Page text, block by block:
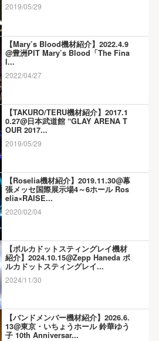
2019/05/29
【Mary’s Blood機材紹介】2022.4.9
@豊洲PIT Mary’s Blood「The Fina
l...
2022/04/27
【TAKURO/TERU機材紹介】2017.1
0.27@日本武道館 “GLAY ARENA T
OUR 2017...
2019/05/29
【Roselia機材紹介】2019.11.30@幕
張メッセ国際展示場4～6ホール Ros
elia×RAISE...
2020/02/04
【ポルカドットスティングレイ機材
紹介】2024.10.15@Zepp Haneda ポ
ルカドットスティングレイ...
2024/11/30
【バンドメンバー機材紹介】2026.6.
13@東京・いちょうホール 鈴華ゆう
子 10th Anniversar...